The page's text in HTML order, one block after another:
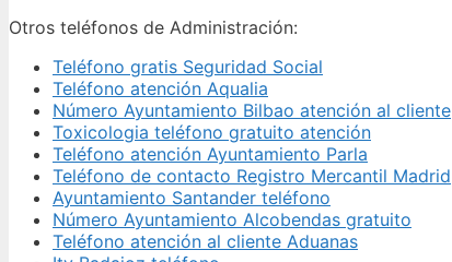
Otros teléfonos de Administración:
Teléfono gratis Seguridad Social
Teléfono atención Aqualia
Número Ayuntamiento Bilbao atención al cliente
Toxicologia teléfono gratuito atención
Teléfono atención Ayuntamiento Parla
Teléfono de contacto Registro Mercantil Madrid
Ayuntamiento Santander teléfono
Número Ayuntamiento Alcobendas gratuito
Teléfono atención al cliente Aduanas